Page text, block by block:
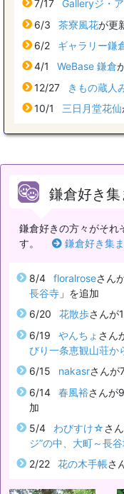
7/17 Galleryジ・
6/3
茶寮風花が更
6/2
ギャラリー鎌
4/1
WeBase 鎌倉
12/27
きもの蔵人
10/1
三日月堂花仙
鎌倉好き集
鎌倉好きの方々がそれ
す。
鎌倉好き集
8/4 floralroseさん
長谷寺 」を追加
6/20
花散歩さんが
6/19
やんちょ さん
びり一条恵観山荘か
6/15
nakasrさんが
6/14
春風裕さんが
加
5/4
わびすけ☆さ
ジ”の中、大町～長
2/22
花の木手帳さ